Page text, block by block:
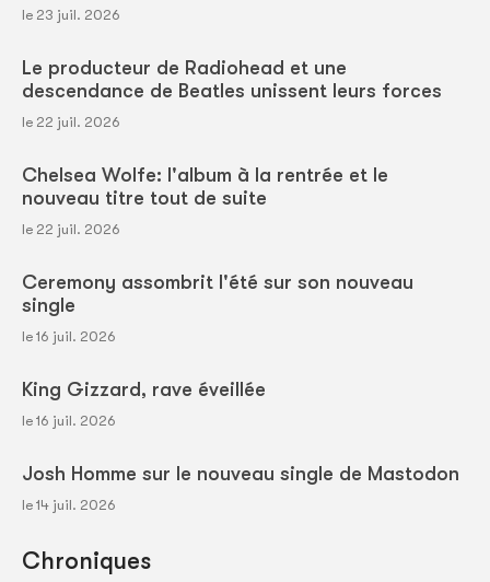
le 23 juil. 2026
Le producteur de Radiohead et une
descendance de Beatles unissent leurs forces
le 22 juil. 2026
Chelsea Wolfe: l'album à la rentrée et le
nouveau titre tout de suite
le 22 juil. 2026
Ceremony assombrit l'été sur son nouveau
single
le 16 juil. 2026
King Gizzard, rave éveillée
le 16 juil. 2026
Josh Homme sur le nouveau single de Mastodon
le 14 juil. 2026
Chroniques